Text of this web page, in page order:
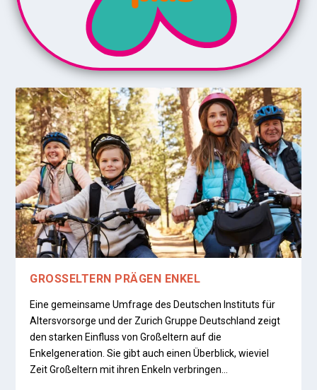
GROSSELTERN PRÄGEN ENKEL
Eine gemeinsame Umfrage des Deutschen Instituts für
Altersvorsorge und der Zurich Gruppe Deutschland zeigt
den starken Einfluss von Großeltern auf die
Enkelgeneration. Sie gibt auch einen Überblick, wieviel
Zeit Großeltern mit ihren Enkeln verbringen…